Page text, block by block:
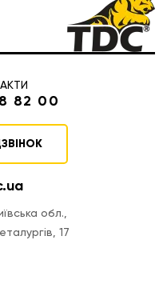
82 00
обл.,
17